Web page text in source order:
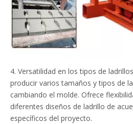
4. Versatilidad en los tipos de
producir varios tamaños y tipos de
cambiando el molde. Ofrece
diferentes diseños de ladrillo de
específicos del proyecto.